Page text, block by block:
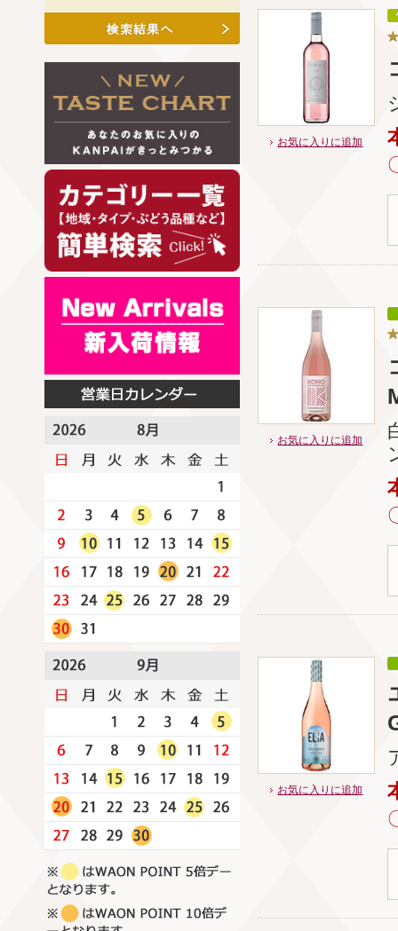
お気に入りに追加
お気に入りに追加
お気に入りに追加